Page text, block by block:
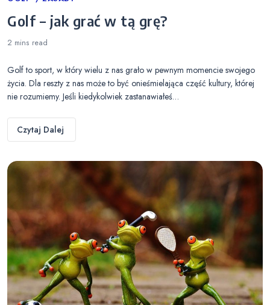
Golf – jak grać w tą grę?
2 mins read
Golf to sport, w który wielu z nas grało w pewnym momencie swojego
życia. Dla reszty z nas może to być onieśmielająca część kultury, której
nie rozumiemy. Jeśli kiedykolwiek zastanawiałeś…
Czytaj Dalej